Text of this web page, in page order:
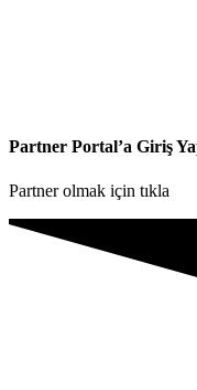
Partner Portal’a Giriş
Partner olmak için tıkla